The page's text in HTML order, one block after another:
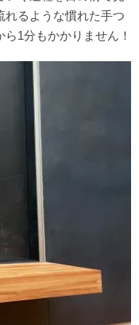
れるような慣れた手つ
1分もかかりません！